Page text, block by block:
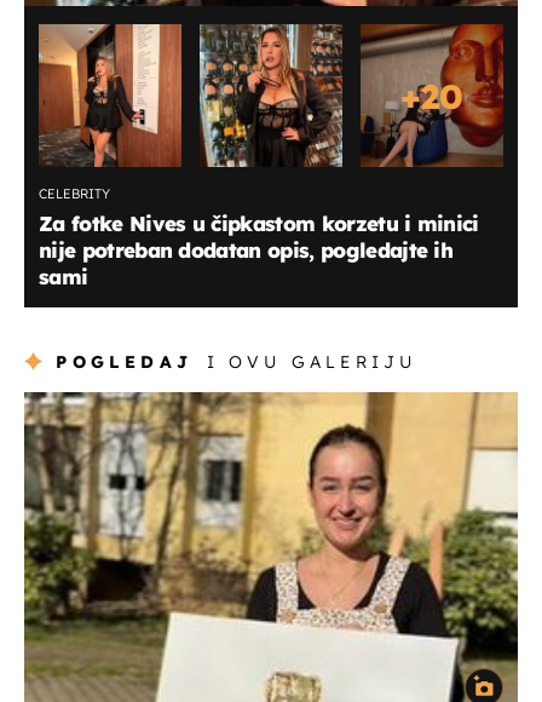
+20
CELEBRITY
Za fotke Nives u čipkastom korzetu i minici
nije potreban dodatan opis, pogledajte ih
sami
POGLEDAJ I OVU GALERIJU